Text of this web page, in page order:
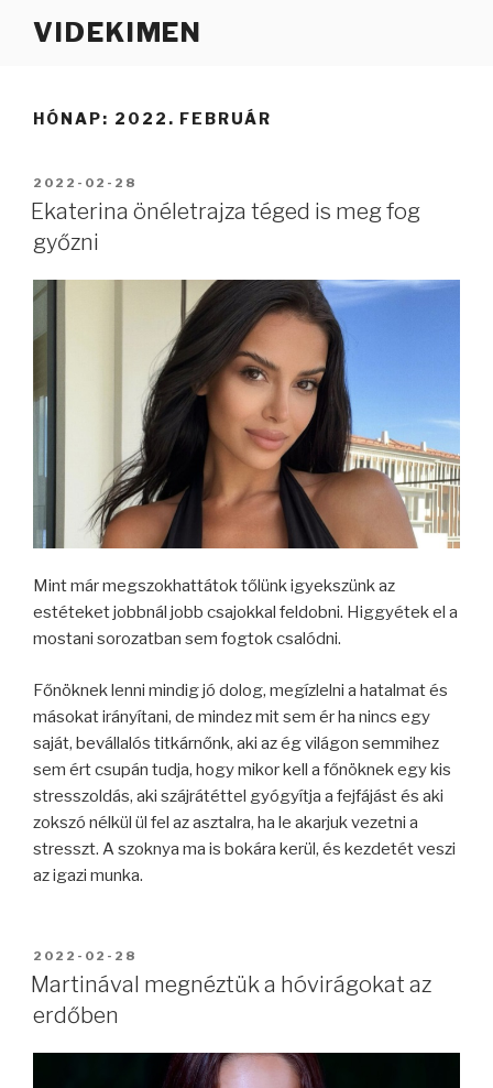
VIDEKIMEN
HÓNAP: 2022. FEBRUÁR
BEKÜLDVE:
2022-02-28
Ekaterina önéletrajza téged is meg fog
győzni
Mint már megszokhattátok tőlünk igyekszünk az
estéteket jobbnál jobb csajokkal feldobni. Higgyétek el a
mostani sorozatban sem fogtok csalódni.
Főnöknek lenni mindig jó dolog, megízlelni a hatalmat és
másokat irányítani, de mindez mit sem ér ha nincs egy
saját, bevállalós titkárnőnk, aki az ég világon semmihez
sem ért csupán tudja, hogy mikor kell a főnöknek egy kis
stresszoldás, aki szájrátéttel gyógyítja a fejfájást és aki
zokszó nélkül ül fel az asztalra, ha le akarjuk vezetni a
stresszt. A szoknya ma is bokára kerül, és kezdetét veszi
az igazi munka.
BEKÜLDVE:
2022-02-28
Martinával megnéztük a hóvirágokat az
erdőben